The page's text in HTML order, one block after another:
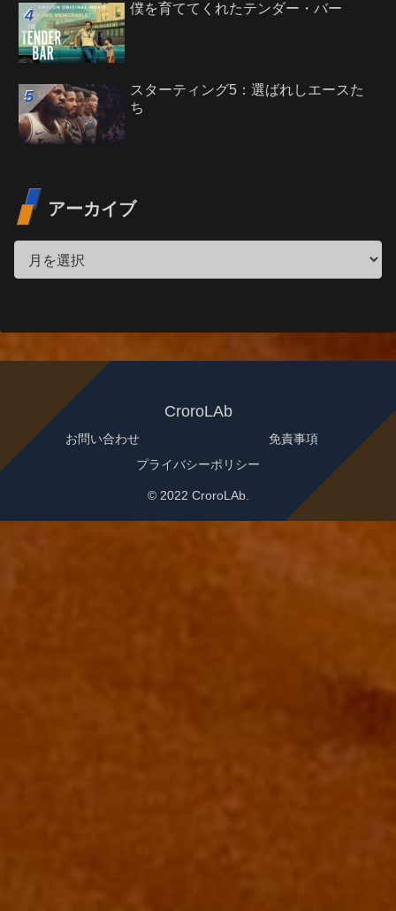
僕を育ててくれたテンダー・バー
スターティング5：選ばれしエースた
ち
アーカイブ
CroroLAb
お問い合わせ
免責事項
プライバシーポリシー
© 2022 CroroLAb.